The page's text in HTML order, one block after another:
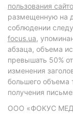
пользования
размещенную на
соблюдении
focus.ua,
абзаца, объема
превышать 50%
изменения
большего объема
получения
ООО «ФОКУС